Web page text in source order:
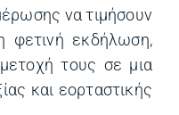
να τιμήσουν
φετινή εκδήλωση,
τους σε μια
και εορταστικής